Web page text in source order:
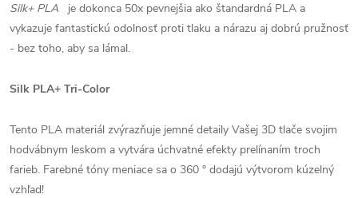
Silk+ PLA
je dokonca 50x pevnejšia ako štandardná PLA a
vykazuje fantastickú odolnosť proti tlaku a nárazu aj dobrú pružnosť
- bez toho, aby sa lámal.
Silk PLA+ Tri-Color
Tento PLA materiál zvýrazňuje jemné detaily Vašej 3D tlače svojim
hodvábnym leskom a vytvára úchvatné efekty prelínaním troch
farieb. Farebné tóny meniace sa o 360 ° dodajú výtvorom kúzelný
vzhľad!